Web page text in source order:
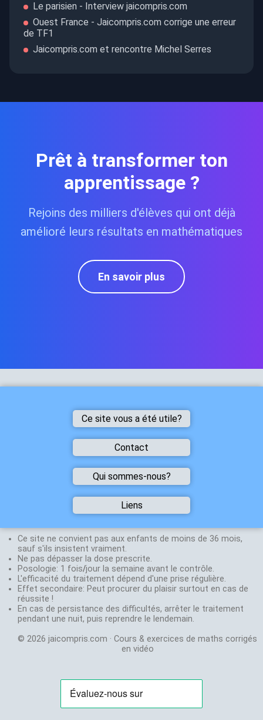
Le parisien - Interview jaicompris.com
Ouest France - Jaicompris.com corrige une erreur
de TF1
Jaicompris.com et rencontre Michel Serres
Prêt à transformer ton
apprentissage ?
Rejoins des milliers d'élèves qui ont déjà
amélioré leurs résultats en mathématiques
En savoir plus
Ce site vous a été utile?
n'hésitez pas à
mettre un like ou la
partager !
Mettez un lien
www.jaicompris.com
sur votre site, blog,
page facebook.
Abonnez-vous
gratuitement sur
Youtube pour être au
courant des nouvelles
Contact
suggestion
N'hesitez
pas
à
envoyer
un
mail
à:
Qui sommes-nous?
Halpern-Herla
Mathématiques
Professeur en
S, ES, STI et
STMG depuis
30 ans
Créateur de
jeux de
stratégie:
Agora et
Chifoumi
Mathématiques
Professeur en
Liens
chimie
Labolycée:
annales du
bac
Exovidéo:
Cours et
exercice
Ce site ne convient pas aux enfants de moins de 36 mois,
sauf s'ils insistent vraiment.
Ne pas dépasser la dose prescrite.
Posologie: 1 fois/jour la semaine avant le contrôle.
L'efficacité du traitement dépend d'une prise régulière.
Effet secondaire: Peut procurer du plaisir surtout en cas de
réussite !
En cas de persistance des difficultés, arrêter le traitement
pendant une nuit, puis reprendre le lendemain.
© 2026 jaicompris.com · Cours & exercices de maths corrigés
en vidéo